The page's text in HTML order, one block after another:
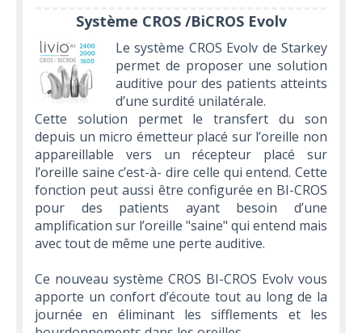
Système CROS /BiCROS Evolv
Le système CROS Evolv de Starkey
permet de proposer une solution
auditive pour des patients atteints
d’une surdité unilatérale.
Cette solution permet le transfert du son
depuis un micro émetteur placé sur l’oreille non
appareillable vers un récepteur placé sur
l’oreille saine c’est-à- dire celle qui entend. Cette
fonction peut aussi être configurée en BI-CROS
pour des patients ayant besoin d’une
amplification sur l’oreille "saine" qui entend mais
avec tout de même une perte auditive.
Ce nouveau système CROS BI-CROS Evolv vous
apporte un confort d’écoute tout au long de la
journée en éliminant les sifflements et les